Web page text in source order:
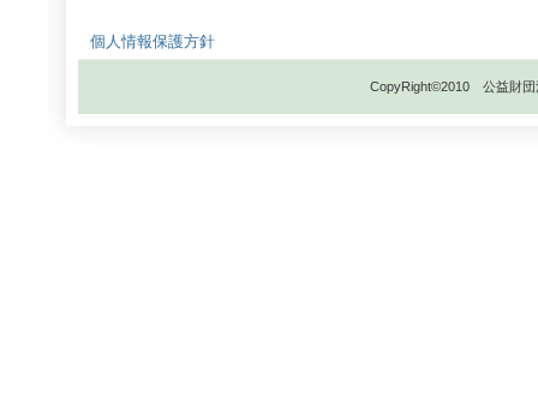
個人情報保護方針
CopyRight©2010 公益財団